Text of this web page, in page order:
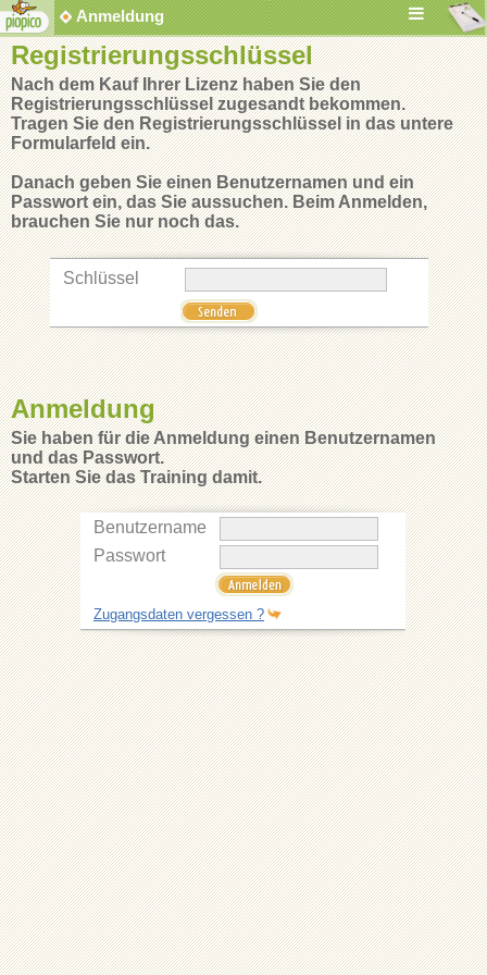
Registrierungsschlüssel
Nach dem Kauf Ihrer Lizenz haben Sie den
Registrierungsschlüssel zugesandt bekommen.
Tragen Sie den Registrierungsschlüssel in das untere
Formularfeld ein.
Danach geben Sie einen Benutzernamen und ein
Passwort ein, das Sie aussuchen. Beim Anmelden,
brauchen Sie nur noch das.
Schlüssel
Anmeldung
Sie haben für die Anmeldung einen Benutzernamen
und das Passwort.
Starten Sie das Training damit.
Benutzername
Passwort
Zugangsdaten vergessen ?
Anmeldung